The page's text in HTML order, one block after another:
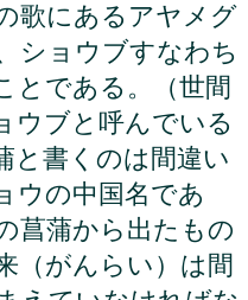
歌にあるアヤメグ
ショウブすなわち
とである。（世間
ウブと呼んでいる
と書くのは間違い
ウの中国名であ
菖蒲から出たもの
（がんらい）は間